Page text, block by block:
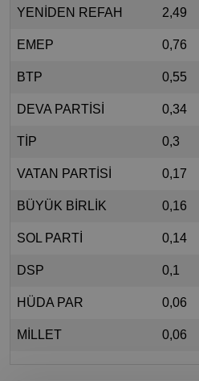
YENİDEN REFAH 2,49
EMEP 0,76
BTP 0,55
DEVA PARTİSİ 0,34
TİP 0,3
VATAN PARTİSİ 0,17
BÜYÜK BİRLİK 0,16
SOL PARTİ 0,14
DSP 0,1
HÜDA PAR 0,06
MİLLET 0,06